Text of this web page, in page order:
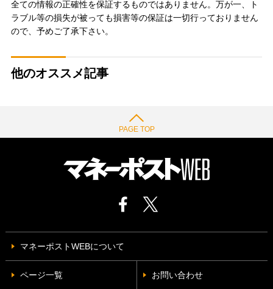
全ての情報の正確性を保証するものではありません。万が一、ト
ラブル等の損失が被っても損害等の保証は一切行っておりません
ので、予めご了承下さい。
他のオススメ記事
PAGE TOP
マネーポストWEBについて
ページ一覧 お問い合わせ